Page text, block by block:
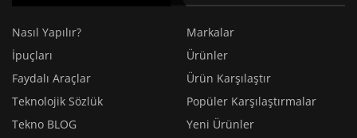
Nasıl Yapılır?
Markalar
İpuçları
Ürünler
Faydalı Araçlar
Ürün Karşılaştır
Teknolojik Sözlük
Popüler Karşılaştırmalar
Tekno BLOG
Yeni Ürünler